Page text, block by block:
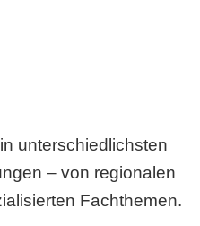
unterschiedlichsten
– von regionalen
Fachthemen.